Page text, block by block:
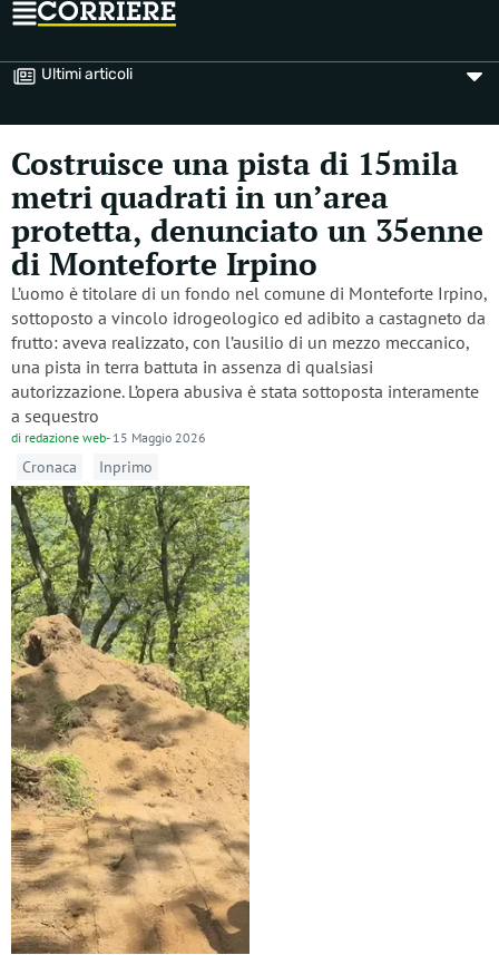
Ultimi articoli
Costruisce una pista di 15mila
metri quadrati in un’area
protetta, denunciato un 35enne
di Monteforte Irpino
L’uomo è titolare di un fondo nel comune di Monteforte Irpino,
sottoposto a vincolo idrogeologico ed adibito a castagneto da
frutto: aveva realizzato, con l’ausilio di un mezzo meccanico,
una pista in terra battuta in assenza di qualsiasi
autorizzazione. L’opera abusiva è stata sottoposta interamente
a sequestro
di redazione web- 15 Maggio 2026
Cronaca Inprimo